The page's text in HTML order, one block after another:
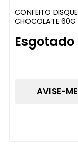
CONFEITO
CHOCOLATE 60G
Esgotado
AVISE-ME